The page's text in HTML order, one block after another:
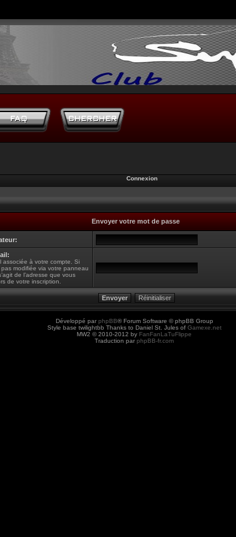
Connexion
Envoyer votre mot de passe
associée à votre compte. Si
pas modifiée via votre panneau
de l’adresse que vous
de votre inscription.
Développé par phpBB® Forum Software © phpBB Group
Style base twilightbb Thanks to Daniel St. Jules of Gamexe.net
MW2 © 2010-2012 by FanFanLaTuFlippe
Traduction par phpBB-fr.com